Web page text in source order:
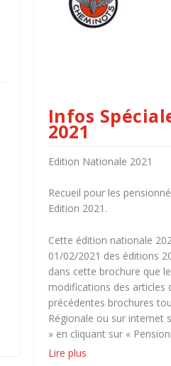
Infos
2021
Edition Nationale 2021
Recueil pour les
Edition 2021.
Cette édition nationale
01/02/2021 des éditions
dans cette brochure que
modifications des articles
précédentes brochures
Régionale ou sur internet
» en cliquant sur «
Lire plus